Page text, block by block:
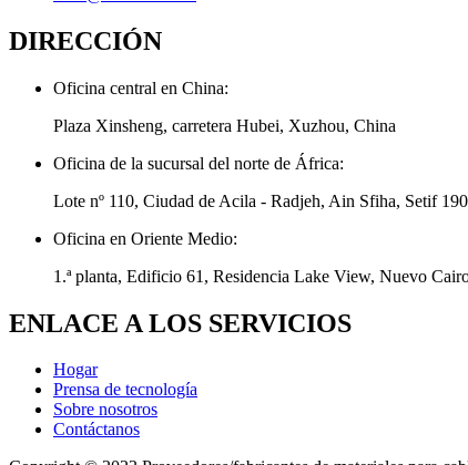
DIRECCIÓN
Oficina central en China:
Plaza Xinsheng, carretera Hubei, Xuzhou, China
Oficina de la sucursal del norte de África:
Lote nº 110, Ciudad de Acila - Radjeh, Ain Sfiha, Setif
Oficina en Oriente Medio:
1.ª planta, Edificio 61, Residencia Lake View, Nuevo
ENLACE A LOS SERVICIOS
Hogar
Prensa de tecnología
Sobre nosotros
Contáctanos